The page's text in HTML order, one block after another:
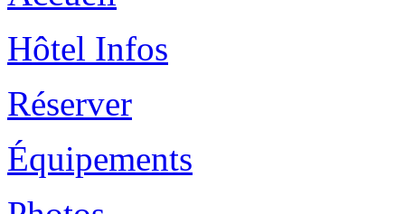
Hôtel Infos
Réserver
Équipements